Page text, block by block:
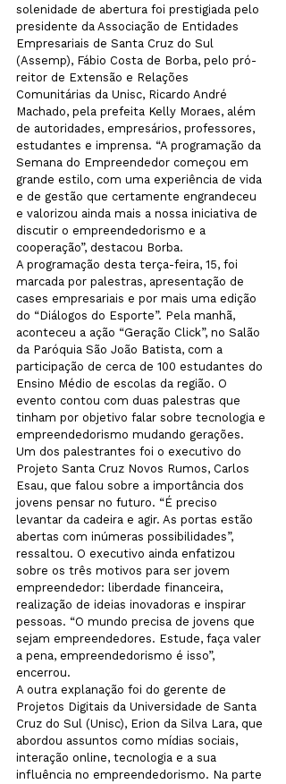
solenidade de abertura foi prestigiada pelo
presidente da Associação de Entidades
Empresariais de Santa Cruz do Sul
(Assemp), Fábio Costa de Borba, pelo pró-
reitor de Extensão e Relações
Comunitárias da Unisc, Ricardo André
Machado, pela prefeita Kelly Moraes, além
de autoridades, empresários, professores,
estudantes e imprensa. “A programação da
Semana do Empreendedor começou em
grande estilo, com uma experiência de vida
e de gestão que certamente engrandeceu
e valorizou ainda mais a nossa iniciativa de
discutir o empreendedorismo e a
cooperação”, destacou Borba.
A programação desta terça-feira, 15, foi
marcada por palestras, apresentação de
cases empresariais e por mais uma edição
do “Diálogos do Esporte”. Pela manhã,
aconteceu a ação “Geração Click”, no Salão
da Paróquia São João Batista, com a
participação de cerca de 100 estudantes do
Ensino Médio de escolas da região. O
evento contou com duas palestras que
tinham por objetivo falar sobre tecnologia e
empreendedorismo mudando gerações.
Um dos palestrantes foi o executivo do
Projeto Santa Cruz Novos Rumos, Carlos
Esau, que falou sobre a importância dos
jovens pensar no futuro. “É preciso
levantar da cadeira e agir. As portas estão
abertas com inúmeras possibilidades”,
ressaltou. O executivo ainda enfatizou
sobre os três motivos para ser jovem
empreendedor: liberdade financeira,
realização de ideias inovadoras e inspirar
pessoas. “O mundo precisa de jovens que
sejam empreendedores. Estude, faça valer
a pena, empreendedorismo é isso”,
encerrou.
A outra explanação foi do gerente de
Projetos Digitais da Universidade de Santa
Cruz do Sul (Unisc), Erion da Silva Lara, que
abordou assuntos como mídias sociais,
interação online, tecnologia e a sua
influência no empreendedorismo. Na parte